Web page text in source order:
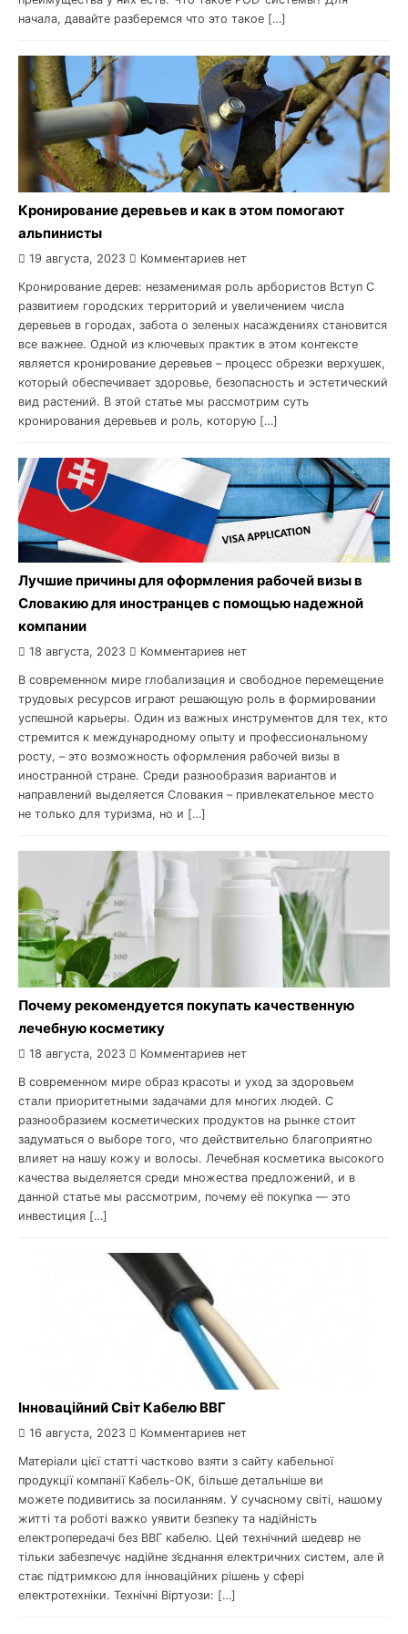
начала, давайте разберемся что это такое […]
Кронирование деревьев и как в этом помогают
альпинисты
19 августа, 2023 Комментариев нет
Кронирование дерев: незаменимая роль арбористов Вступ С
развитием городских территорий и увеличением числа
деревьев в городах, забота о зеленых насаждениях становится
все важнее. Одной из ключевых практик в этом контексте
является кронирование деревьев – процесс обрезки верхушек,
который обеспечивает здоровье, безопасность и эстетический
вид растений. В этой статье мы рассмотрим суть
кронирования деревьев и роль, которую […]
Лучшие причины для оформления рабочей визы в
Словакию для иностранцев с помощью надежной
компании
18 августа, 2023 Комментариев нет
В современном мире глобализация и свободное перемещение
трудовых ресурсов играют решающую роль в формировании
успешной карьеры. Один из важных инструментов для тех, кто
стремится к международному опыту и профессиональному
росту, – это возможность оформления рабочей визы в
иностранной стране. Среди разнообразия вариантов и
направлений выделяется Словакия – привлекательное место
не только для туризма, но и […]
Почему рекомендуется покупать качественную
лечебную косметику
18 августа, 2023 Комментариев нет
В современном мире образ красоты и уход за здоровьем
стали приоритетными задачами для многих людей. С
разнообразием косметических продуктов на рынке стоит
задуматься о выборе того, что действительно благоприятно
влияет на нашу кожу и волосы. Лечебная косметика высокого
качества выделяется среди множества предложений, и в
данной статье мы рассмотрим, почему её покупка — это
инвестиция […]
Інноваційний Світ Кабелю ВВГ
16 августа, 2023 Комментариев нет
Матеріали цієї статті частково взяти з сайту кабельної
продукції компанії Кабель-ОК, більше детальніше ви
можете подивитись за посиланням. У сучасному світі, нашому
житті та роботі важко уявити безпеку та надійність
електропередачі без ВВГ кабелю. Цей технічний шедевр не
тільки забезпечує надійне з’єднання електричних систем, але й
стає підтримкою для інноваційних рішень у сфері
електротехніки. Технічні Віртуози: […]